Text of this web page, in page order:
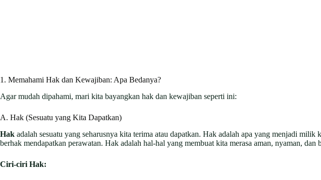
1. Memahami Hak dan Kewajiban: Apa Bedanya?
Agar mudah dipahami, mari kita bayangkan hak dan kewajiban seperti ini:
A. Hak (Sesuatu yang Kita Dapatkan)
Hak adalah sesuatu yang seharusnya kita terima atau dapatkan. Hak adalah apa yang menjadi
berhak mendapatkan perawatan. Hak adalah hal-hal yang membuat kita merasa aman, nyaman, dan
Ciri-ciri Hak: